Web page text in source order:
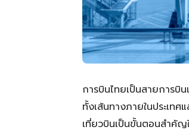
การบินไทยเป็นสายการบิ
ทั้งเส้นทางภายในประเท
เที่ยวบินเป็นขั้นตอนสำคัญ